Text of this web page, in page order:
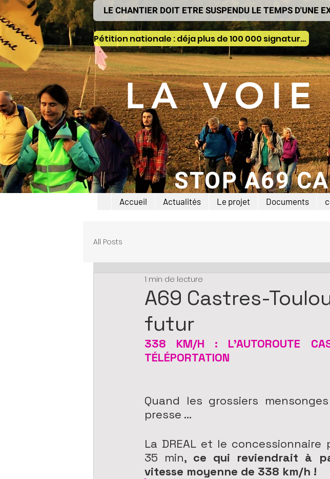
LE CHANTIER DOIT ETRE SUSPENDU LE TEMPS D'UNE
Pétition nationale : déja plus de 100 000 signatures
LA VOIE
STOP A69
Accueil Actualités Le projet Documents
All Posts
A69 Castres-
futur
1 min de lecture
338 KM/H : L'AUTOROUTE
TÉLÉPORTATION
Quand les grossiers
presse ...
La DREAL et le
35 min, ce qui reviendrait à
vitesse moyenne de 338 km/h !